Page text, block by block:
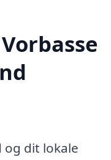
dit lokale